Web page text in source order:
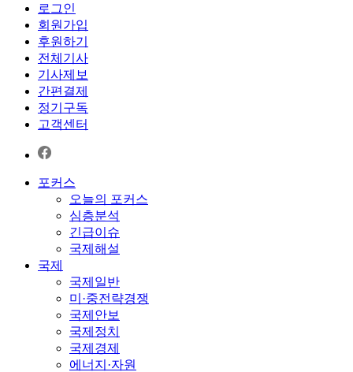
로그인
회원가입
후원하기
전체기사
기사제보
간편결제
정기구독
고객센터
포커스
오늘의 포커스
심층분석
긴급이슈
국제해설
국제
국제일반
미·중전략경쟁
국제안보
국제정치
국제경제
에너지·자원